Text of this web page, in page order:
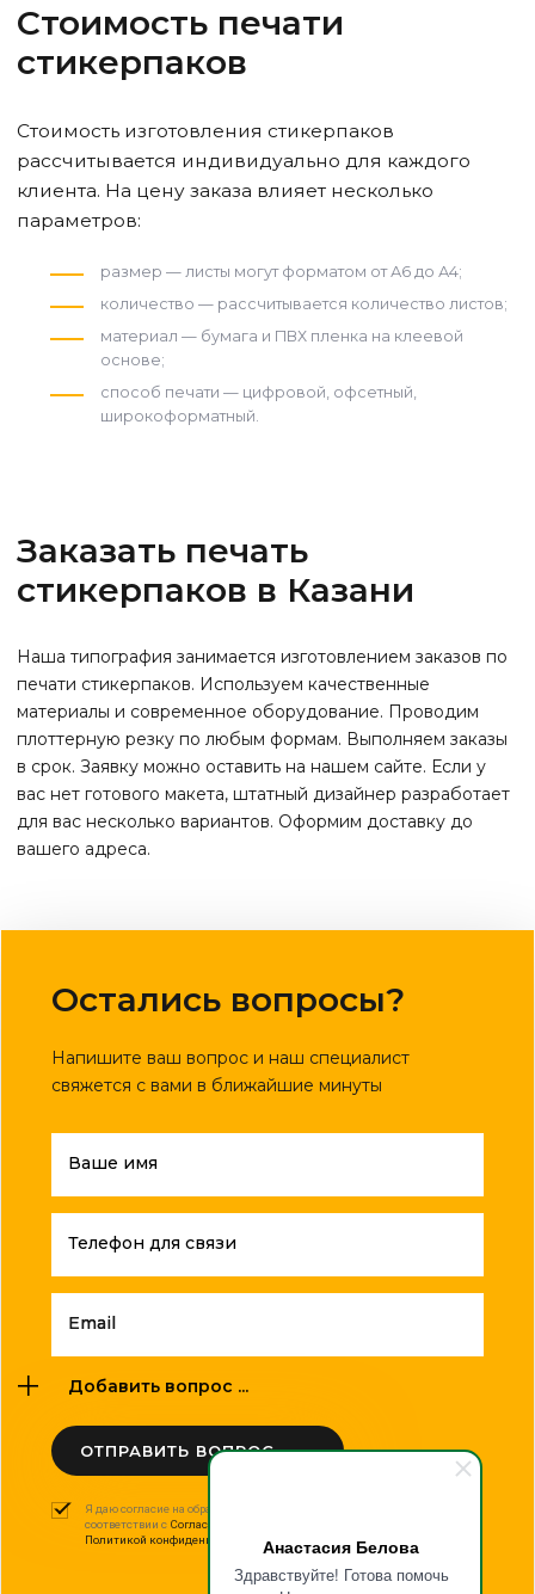
Анастасия Белова
Здравствуйте! Готова помочь
Стоимость печати
стикерпаков
Стоимость изготовления стикерпаков
рассчитывается индивидуально для каждого
клиента. На цену заказа влияет несколько
параметров:
размер — листы могут форматом от А6 до А4;
количество — рассчитывается количество листов;
материал — бумага и ПВХ пленка на клеевой
основе;
способ печати — цифровой, офсетный,
широкоформатный.
Заказать печать
стикерпаков в Казани
Наша типография занимается изготовлением заказов по
печати стикерпаков. Используем качественные
материалы и современное оборудование. Проводим
плоттерную резку по любым формам. Выполняем заказы
в срок. Заявку можно оставить на нашем сайте. Если у
вас нет готового макета, штатный дизайнер разработает
для вас несколько вариантов. Оформим доставку до
вашего адреса.
Остались вопросы?
Напишите ваш вопрос и наш специалист
свяжется с вами в ближайшие минуты
Ваше имя
Телефон для связи
Email
Добавить вопрос ...
ОТПРАВИТЬ ВОПРОС
Я даю согласие на обработку моих персональных данных в
соответствии с Согласием на обработку персональных данных
Политикой конфиденциальности